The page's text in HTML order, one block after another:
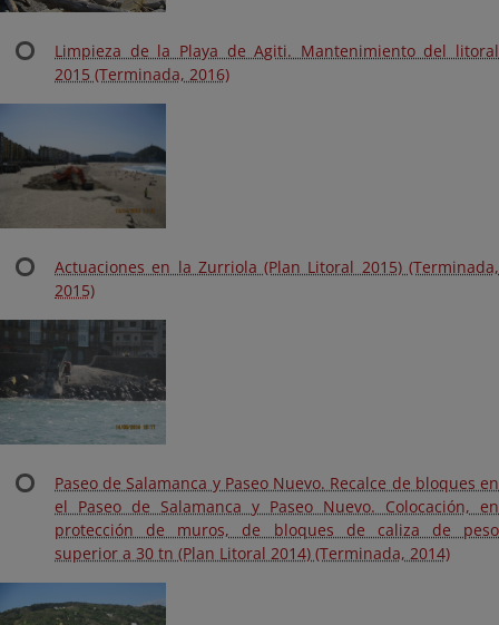
Limpieza de la Playa de Agiti. Mantenimiento del litoral
2015 (Terminada, 2016)
Actuaciones en la Zurriola (Plan Litoral 2015) (Terminada,
2015)
Paseo de Salamanca y Paseo Nuevo. Recalce de bloques en
el Paseo de Salamanca y Paseo Nuevo. Colocación, en
protección de muros, de bloques de caliza de peso
superior a 30 tn (Plan Litoral 2014) (Terminada, 2014)